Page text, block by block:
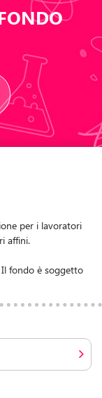
per i lavoratori
affini.
fondo è soggetto